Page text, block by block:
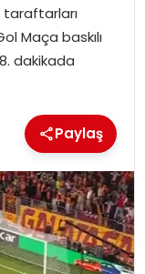
taraftarları
Maça baskılı
dakikada
Paylaş